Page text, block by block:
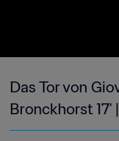
Das Tor von
Bronckhorst 17'
Niederlande |